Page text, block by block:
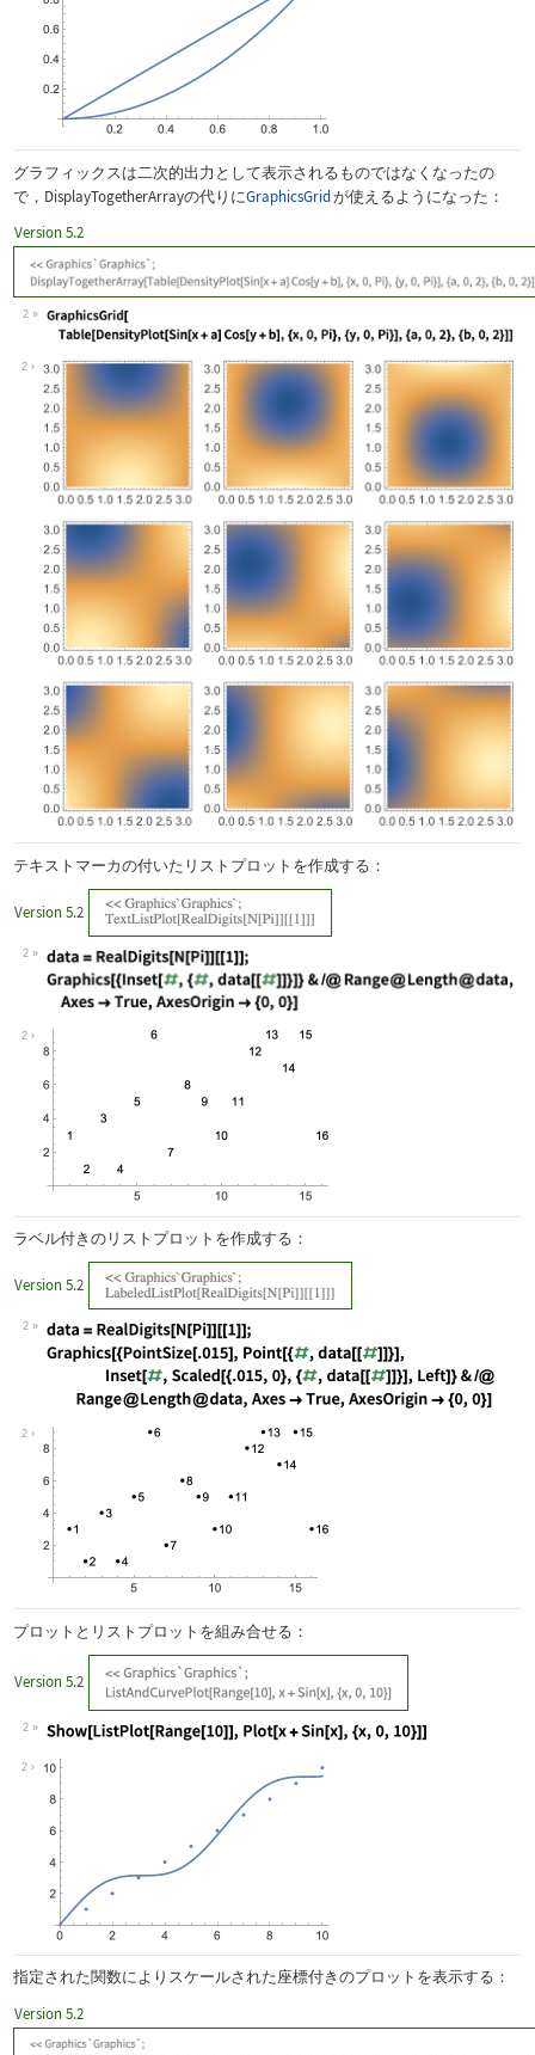
グラフィックスは二次的出力として表示されるものではなくなったの
で， DisplayTogetherArrayの代りにGraphicsGridが使えるようになった：
Version 5.2
2
Wolfram Language code:
2
テキストマーカの付いたリストプロットを作成する：
Version 5.2
2
Wolfram Language code: data = RealDigits[N[Pi]][[1]];
2
ラベル付きのリストプロットを作成する：
Version 5.2
2
Wolfram Language code: data = RealDigits[N[Pi]][[1]];
2
プロットとリストプロットを組み合せる：
Version 5.2
2
Wolfram Language code: Show[ListPlot[Range[10]], Plot[x +
2
指定された関数によりスケールされた座標付きのプロットを表示する：
Version 5.2